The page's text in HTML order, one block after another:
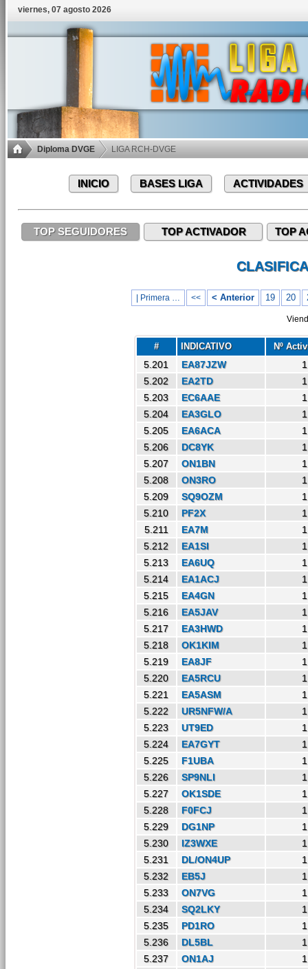
viernes, 07 agosto 2026
Diploma DVGE LIGA RCH-DVGE
INICIO BASES LIGA ACTIVIDADES
TOP SEGUIDORES TOP ACTIVADOR TOP
| Primera … << < Anterior 19 20
# INDICATIVO Nº
5.201 EA87JZW
1
5.202
EA2TD
1
5.203
EC6AAE
1
5.204
EA3GLO
1
5.205
EA6ACA
1
5.206
DC8YK
1
5.207
ON1BN
1
5.208
ON3RO
1
5.209
SQ9OZM
1
5.210
PF2X
1
5.211
EA7M
1
5.212
EA1SI
1
5.213
EA6UQ
1
5.214
EA1ACJ
1
5.215
EA4GN
1
5.216
EA5JAV
1
5.217
EA3HWD
1
5.218
OK1KIM
1
5.219
EA8JF
1
5.220
EA5RCU
1
5.221
EA5ASM
1
5.222
UR5NFW/A
1
5.223
UT9ED
1
5.224
EA7GYT
1
5.225
F1UBA
1
5.226
SP9NLI
1
5.227
OK1SDE
1
5.228
F0FCJ
1
5.229
DG1NP
1
5.230
IZ3WXE
1
5.231
DL/ON4UP
1
5.232
EB5J
1
5.233
ON7VG
1
5.234
SQ2LKY
1
5.235
PD1RO
1
5.236
DL5BL
1
5.237
ON1AJ
1